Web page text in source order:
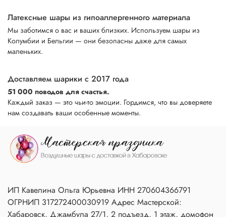
Латексные шары из гипоаллергенного материала
Мы заботимся о вас и ваших близких. Используем шары из
Колумбии и Бельгии — они безопасны даже для самых
маленьких.
Доставляем шарики с 2017 года
51 000 поводов для счастья.
Каждый заказ — это чьи-то эмоции. Гордимся, что вы доверяете
нам создавать ваши особенные моменты.
ИП Кавелина Ольга Юрьевна ИНН 270604366791
ОГРНИП 317272400030919 Адрес Мастерской:
Хабаровск, Джамбула 27/1, 2 подъезд, 1 этаж, домофон